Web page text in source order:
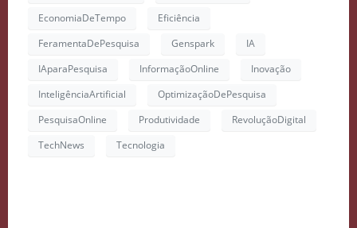
EconomiaDeTempo
Eficiência
FeramentaDePesquisa
Genspark
IA
IAparaPesquisa
InformaçãoOnline
Inovação
InteligênciaArtificial
OptimizaçãoDePesquisa
PesquisaOnline
Produtividade
RevoluçãoDigital
TechNews
Tecnologia